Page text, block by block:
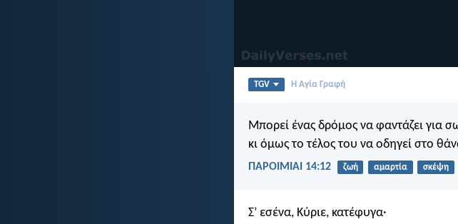
TGV Η Αγία Γραφή
Μπορεί ένας δρόμος να φαντάζει για
κι όμως το τέλος του να οδηγεί στο
ΠΑΡΟΙΜΙΑΙ 14:12 ζωή αμαρτία σκέψη
Σ’ εσένα, Κύριε, κατέφυγα·